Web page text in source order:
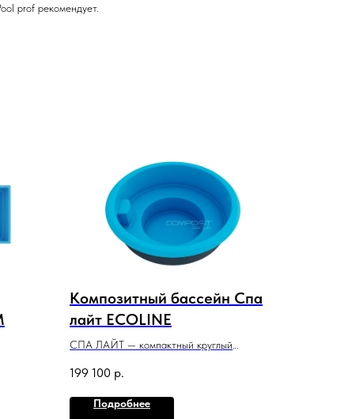
prof рекомендует.
Композитный бассейн Спа
лайт ECOLINE
СПА ЛАЙТ — компактный круглый
установки в спа-салоне или небольшой
бане.
2,4 м x 2,4 м x 0,9 м
199 100 р.
Подробнее